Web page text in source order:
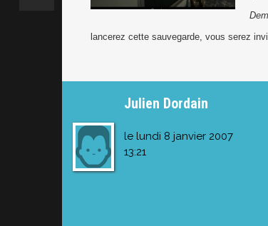
lancerez cette sauvegarde, vous serez
Julien Dordain
le lundi 8 janvier 2007
13:21